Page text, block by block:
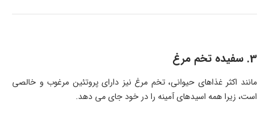
3. سفیده تخم مرغ
مانند اکثر غذاهای حیوانی، تخم مرغ نیز دارای پروتئین مرغوب و خالصی
است، زیرا همه اسیدهای آمینه را در خود جای می دهد.